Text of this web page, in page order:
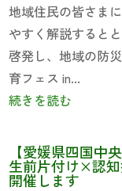
地域住民の皆さま
やすく解説すると
啓発し、地域の防
育フェス in...
続きを読む
【愛媛県四国中
生前片付け×認
開催します